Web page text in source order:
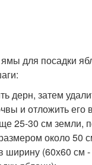
для посадки
дерн, затем
и отложить его
25-30 см земли,
около 50
ширину (60х60 см